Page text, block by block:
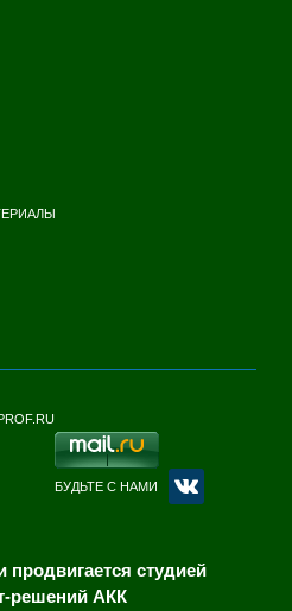
БУДЬТЕ С НАМИ
продвигается студией
решений АКК